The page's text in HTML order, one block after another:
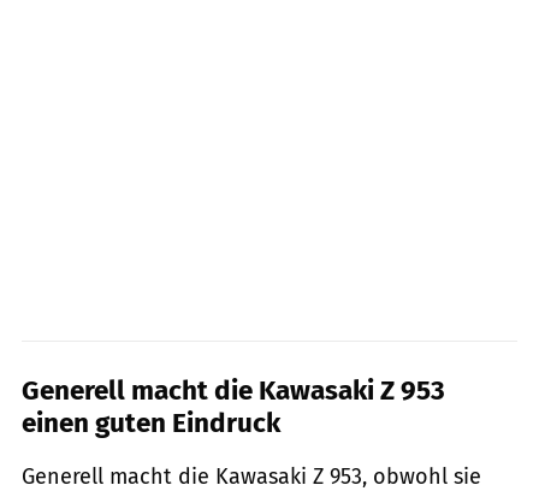
Generell macht die Kawasaki Z 953
einen guten Eindruck
Generell macht die Kawasaki Z 953, obwohl sie